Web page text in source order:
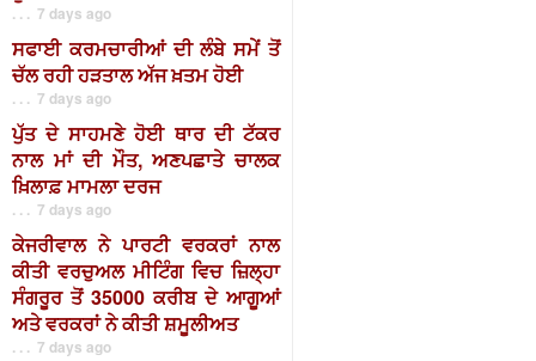
. . . 7 days ago
ਸਫਾਈ ਕਰਮਚਾਰੀਆਂ ਦੀ ਲੰਬੇ ਸਮੇਂ ਤੋਂ
ਚੱਲ ਰਹੀ ਹੜਤਾਲ ਅੱਜ ਖ਼ਤਮ ਹੋਈ
. . . 7 days ago
ਪੁੱਤ ਦੇ ਸਾਹਮਣੇ ਹੋਈ ਥਾਰ ਦੀ ਟੱਕਰ
ਨਾਲ ਮਾਂ ਦੀ ਮੌਤ, ਅਣਪਛਾਤੇ ਚਾਲਕ
ਖ਼ਿਲਾਫ਼ ਮਾਮਲਾ ਦਰਜ
. . . 7 days ago
ਕੇਜਰੀਵਾਲ ਨੇ ਪਾਰਟੀ ਵਰਕਰਾਂ ਨਾਲ
ਕੀਤੀ ਵਰਚੁਅਲ ਮੀਟਿੰਗ ਵਿਚ ਜ਼ਿਲ੍ਹਾ
ਸੰਗਰੂਰ ਤੋਂ 35000 ਕਰੀਬ ਦੇ ਆਗੂਆਂ
ਅਤੇ ਵਰਕਰਾਂ ਨੇ ਕੀਤੀ ਸ਼ਮੂਲੀਅਤ
. . . 7 days ago